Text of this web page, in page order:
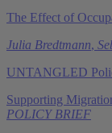
The Effect of
Julia Bredtmann,
UNTANGLED
Supporting
POLICY BRIEF